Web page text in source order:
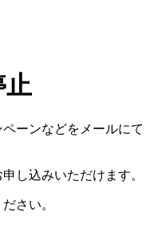
止
ーンなどをメールにて
し込みいただけます。
さい。